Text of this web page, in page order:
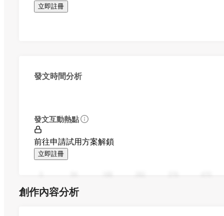
立即註冊
發文時間分析
發文互動熱點
前往申請試用方案解鎖
立即註冊
創作內容分析